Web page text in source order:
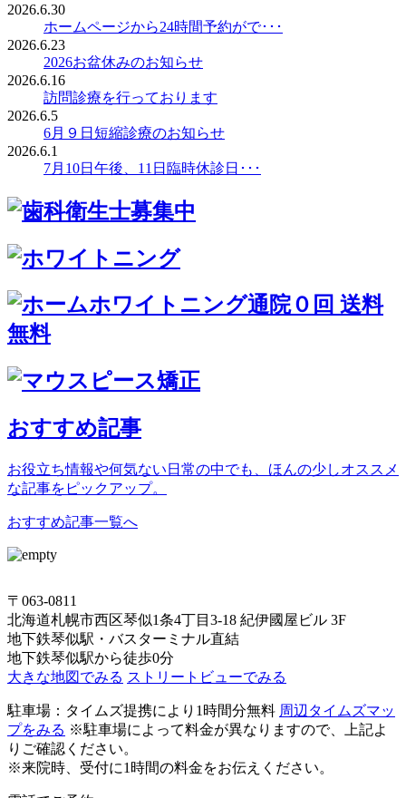
2026.6.30
ホームページから24時間予約がで･･･
2026.6.23
2026お盆休みのお知らせ
2026.6.16
訪問診療を行っております
2026.6.5
6月９日短縮診療のお知らせ
2026.6.1
7月10日午後、11日臨時休診日･･･
おすすめ記事
お役立ち情報や何気ない日常の中でも、ほんの少しオススメ
な記事をピックアップ。
おすすめ記事一覧へ
〒063-0811
北海道札幌市西区琴似1条4丁目3-18 紀伊國屋ビル 3F
地下鉄琴似駅・バスターミナル直結
地下鉄琴似駅から徒歩0分
大きな地図でみる ストリートビューでみる
駐車場：タイムズ提携により1時間分無料 周辺タイムズマッ
プをみる ※駐車場によって料金が異なりますので、上記よ
りご確認ください。
※来院時、受付に1時間の料金をお伝えください。